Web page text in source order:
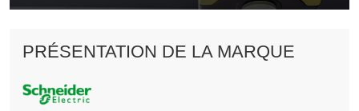
PRÉSENTATION DE LA MARQUE